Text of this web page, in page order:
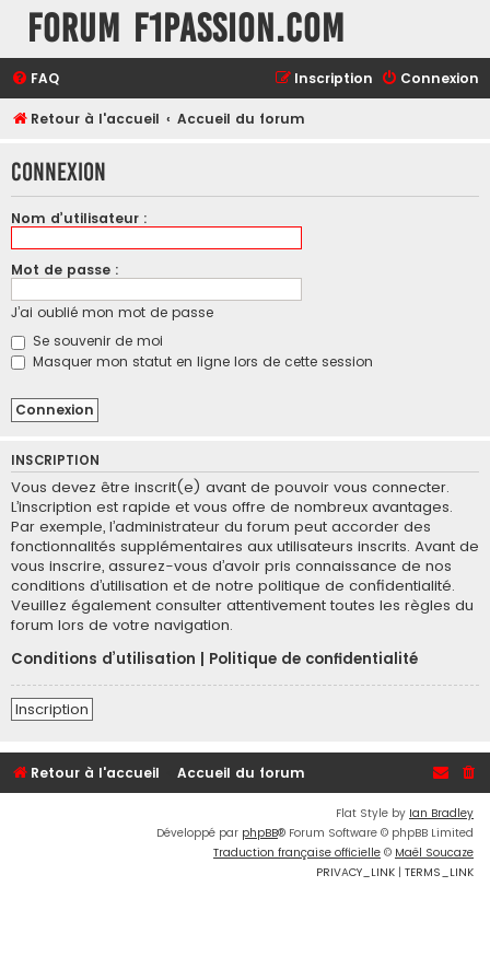
Forum F1Passion.com
FAQ Connexion
Inscription
Retour à l'accueil Accueil du forum
Connexion
Nom d’utilisateur :
Mot de passe :
J’ai oublié mon mot de passe
Se souvenir de moi
Masquer mon statut en ligne lors de cette session
INSCRIPTION
Vous devez être inscrit(e) avant de pouvoir vous connecter.
L’inscription est rapide et vous offre de nombreux avantages.
Par exemple, l’administrateur du forum peut accorder des
fonctionnalités supplémentaires aux utilisateurs inscrits. Avant de
vous inscrire, assurez-vous d’avoir pris connaissance de nos
conditions d’utilisation et de notre politique de confidentialité.
Veuillez également consulter attentivement toutes les règles du
forum lors de votre navigation.
Conditions d’utilisation
Politique de confidentialité
Inscription
Retour à l'accueil Accueil du forum
Flat Style by Ian Bradley
Développé par phpBB® Forum Software © phpBB Limited
Traduction française officielle © Maël Soucaze
PRIVACY_LINK | TERMS_LINK